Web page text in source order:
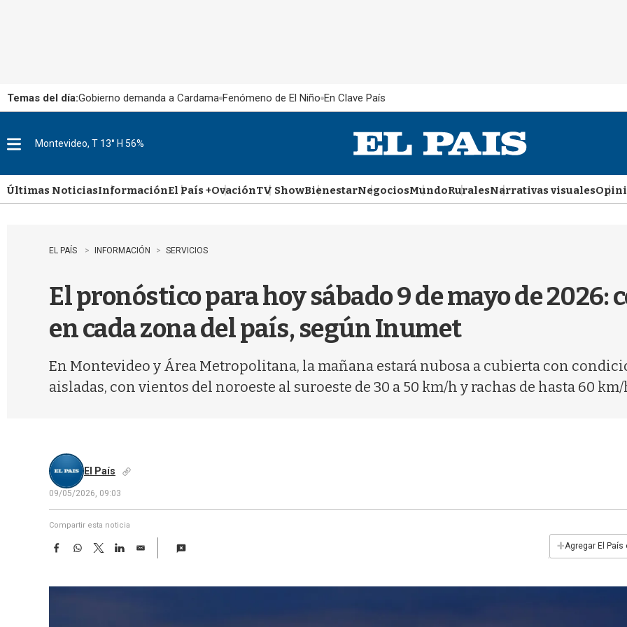
Temas del día:Gobierno demanda a Cardama Fenómeno de El Niño En Clave País
u
Montevideo, T 13° H 56%
Últimas NoticiasInformaciónEl País +OvaciónTV ShowBienestarNegociosMundoRuralesNarrativas visuales
EL PAÍS INFORMACIÓN SERVICIOS
El pronóstico para hoy sábado 9 de mayo de 2026:
en cada zona del país, según Inumet
En Montevideo y Área Metropolitana, la mañana estará nubosa a cubierta con
aisladas, con vientos del noroeste al suroeste de 30 a 50 km/h y rachas de hasta 60 km/
El País
09/05/2026, 09:03
Compartir esta noticia
F
e
W
t
T
w
t
L
k
E
i
+Agregar El País